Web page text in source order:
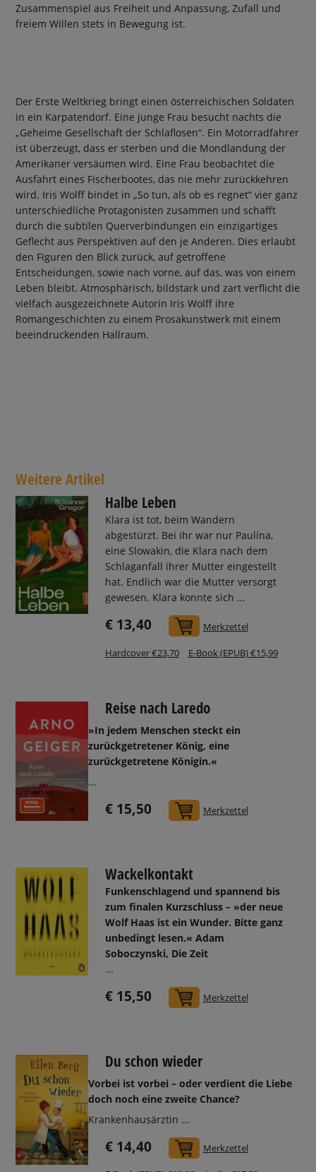
Zusammenspiel aus Freiheit und Anpassung, Zufall und
freiem Willen stets in Bewegung ist.
Der Erste Weltkrieg bringt einen österreichischen Soldaten
in ein Karpatendorf. Eine junge Frau besucht nachts die
„Geheime Gesellschaft der Schlaflosen“. Ein Motorradfahrer
ist überzeugt, dass er sterben und die Mondlandung der
Amerikaner versäumen wird. Eine Frau beobachtet die
Ausfahrt eines Fischerbootes, das nie mehr zurückkehren
wird. Iris Wolff bindet in „So tun, als ob es regnet“ vier ganz
unterschiedliche Protagonisten zusammen und schafft
durch die subtilen Querverbindungen ein einzigartiges
Geflecht aus Perspektiven auf den je Anderen. Dies erlaubt
den Figuren den Blick zurück, auf getroffene
Entscheidungen, sowie nach vorne, auf das, was von einem
Leben bleibt. Atmosphärisch, bildstark und zart verflicht die
vielfach ausgezeichnete Autorin Iris Wolff ihre
Romangeschichten zu einem Prosakunstwerk mit einem
beeindruckenden Hallraum.
Weitere Artikel
Halbe Leben
Klara ist tot, beim Wandern
abgestürzt. Bei ihr war nur Paulína,
eine Slowakin, die Klara nach dem
Schlaganfall ihrer Mutter eingestellt
hat. Endlich war die Mutter versorgt
gewesen. Klara konnte sich ...
€ 13,40 In den Warenkorb
Merkzettel
Hardcover €23,70 E-Book (EPUB) €15,99
Reise nach Laredo
»In jedem Menschen steckt ein
zurückgetretener König, eine
zurückgetretene Königin.«
...
€ 15,50 In den Warenkorb
Merkzettel
Wackelkontakt
Funkenschlagend und spannend bis
zum finalen Kurzschluss – »der neue
Wolf Haas ist ein Wunder. Bitte ganz
unbedingt lesen.« Adam
Soboczynski, Die Zeit
...
€ 15,50 In den Warenkorb
Merkzettel
Du schon wieder
Vorbei ist vorbei – oder verdient die Liebe
doch noch eine zweite Chance?
Krankenhausärztin ...
€ 14,40 In den Warenkorb
Merkzettel